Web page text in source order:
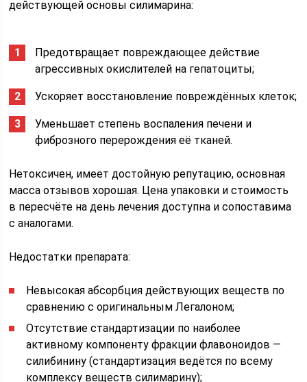
действующей основы силимарина:
Предотвращает повреждающее действие
агрессивных окислителей на гепатоциты;
Ускоряет восстановление повреждённых клеток;
Уменьшает степень воспаления печени и
фиброзного перерождения её тканей.
Нетоксичен, имеет достойную репутацию, основная
масса отзывов хорошая. Цена упаковки и стоимость
в пересчёте на день лечения доступна и сопоставима
с аналогами.
Недостатки препарата:
Невысокая абсорбция действующих веществ по
сравнению с оригинальным Легалоном;
Отсутствие стандартизации по наиболее
активному компоненту фракции флавоноидов —
силибинину (стандартизация ведётся по всему
комплексу веществ силимарину);